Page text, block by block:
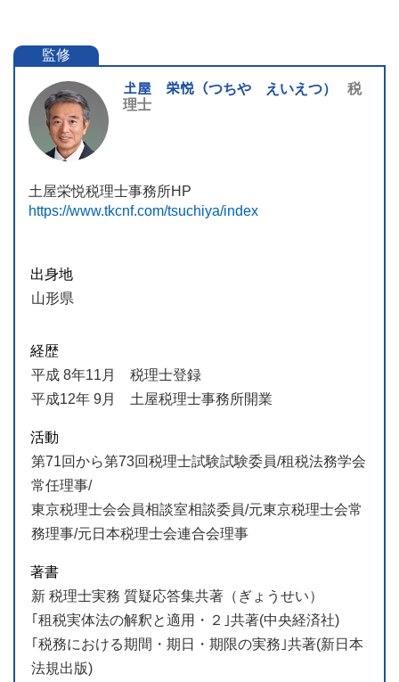
監修
𡈽屋 栄悦（つちや えいえつ）
税
理士
土屋栄悦税理士事務所HP
https://www.tkcnf.com/tsuchiya/index
出身地
山形県
経歴
平成 8年11月 税理士登録
平成12年 9月 土屋税理士事務所開業
活動
第71回から第73回税理士試験試験委員/租税法務学会
常任理事/
東京税理士会会員相談室相談委員/元東京税理士会常
務理事/元日本税理士会連合会理事
著書
新 税理士実務 質疑応答集共著（ぎょうせい）
｢租税実体法の解釈と適用・２｣共著(中央経済社)
｢税務における期間・期日・期限の実務｣共著(新日本
法規出版)